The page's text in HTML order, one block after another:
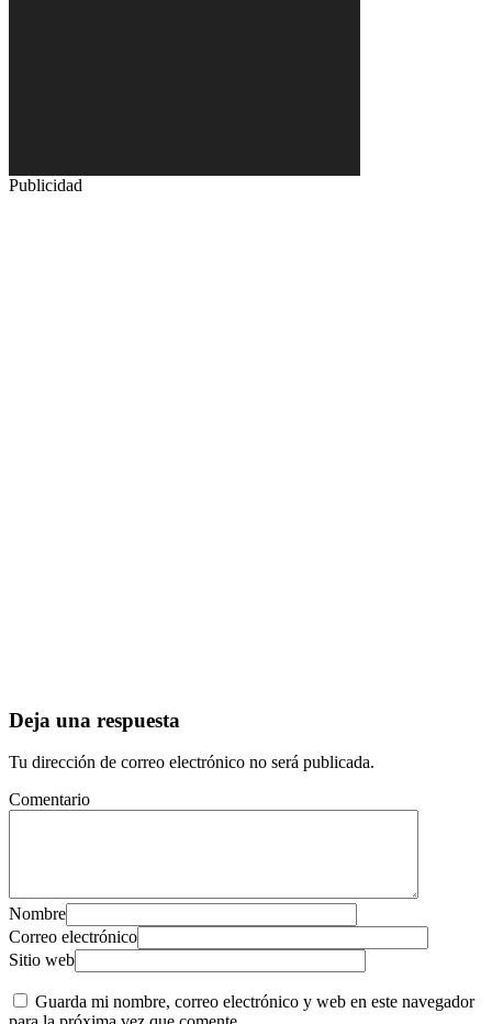
Publicidad
Deja una respuesta
Tu dirección de correo electrónico no será publicada.
Comentario
Nombre
Correo electrónico
Sitio web
Guarda mi nombre, correo electrónico y web en este navegador